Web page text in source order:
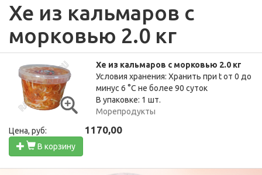
Хе из кальмаров с
морковью 2.0 кг
Хе из кальмаров с морковью 2.0 кг
Условия хранения: Хранить при t от 0 до
минус 6 °C не более 90 суток
В упаковке: 1 шт.
Морепродукты
Цена, руб: 1170,00
В корзину